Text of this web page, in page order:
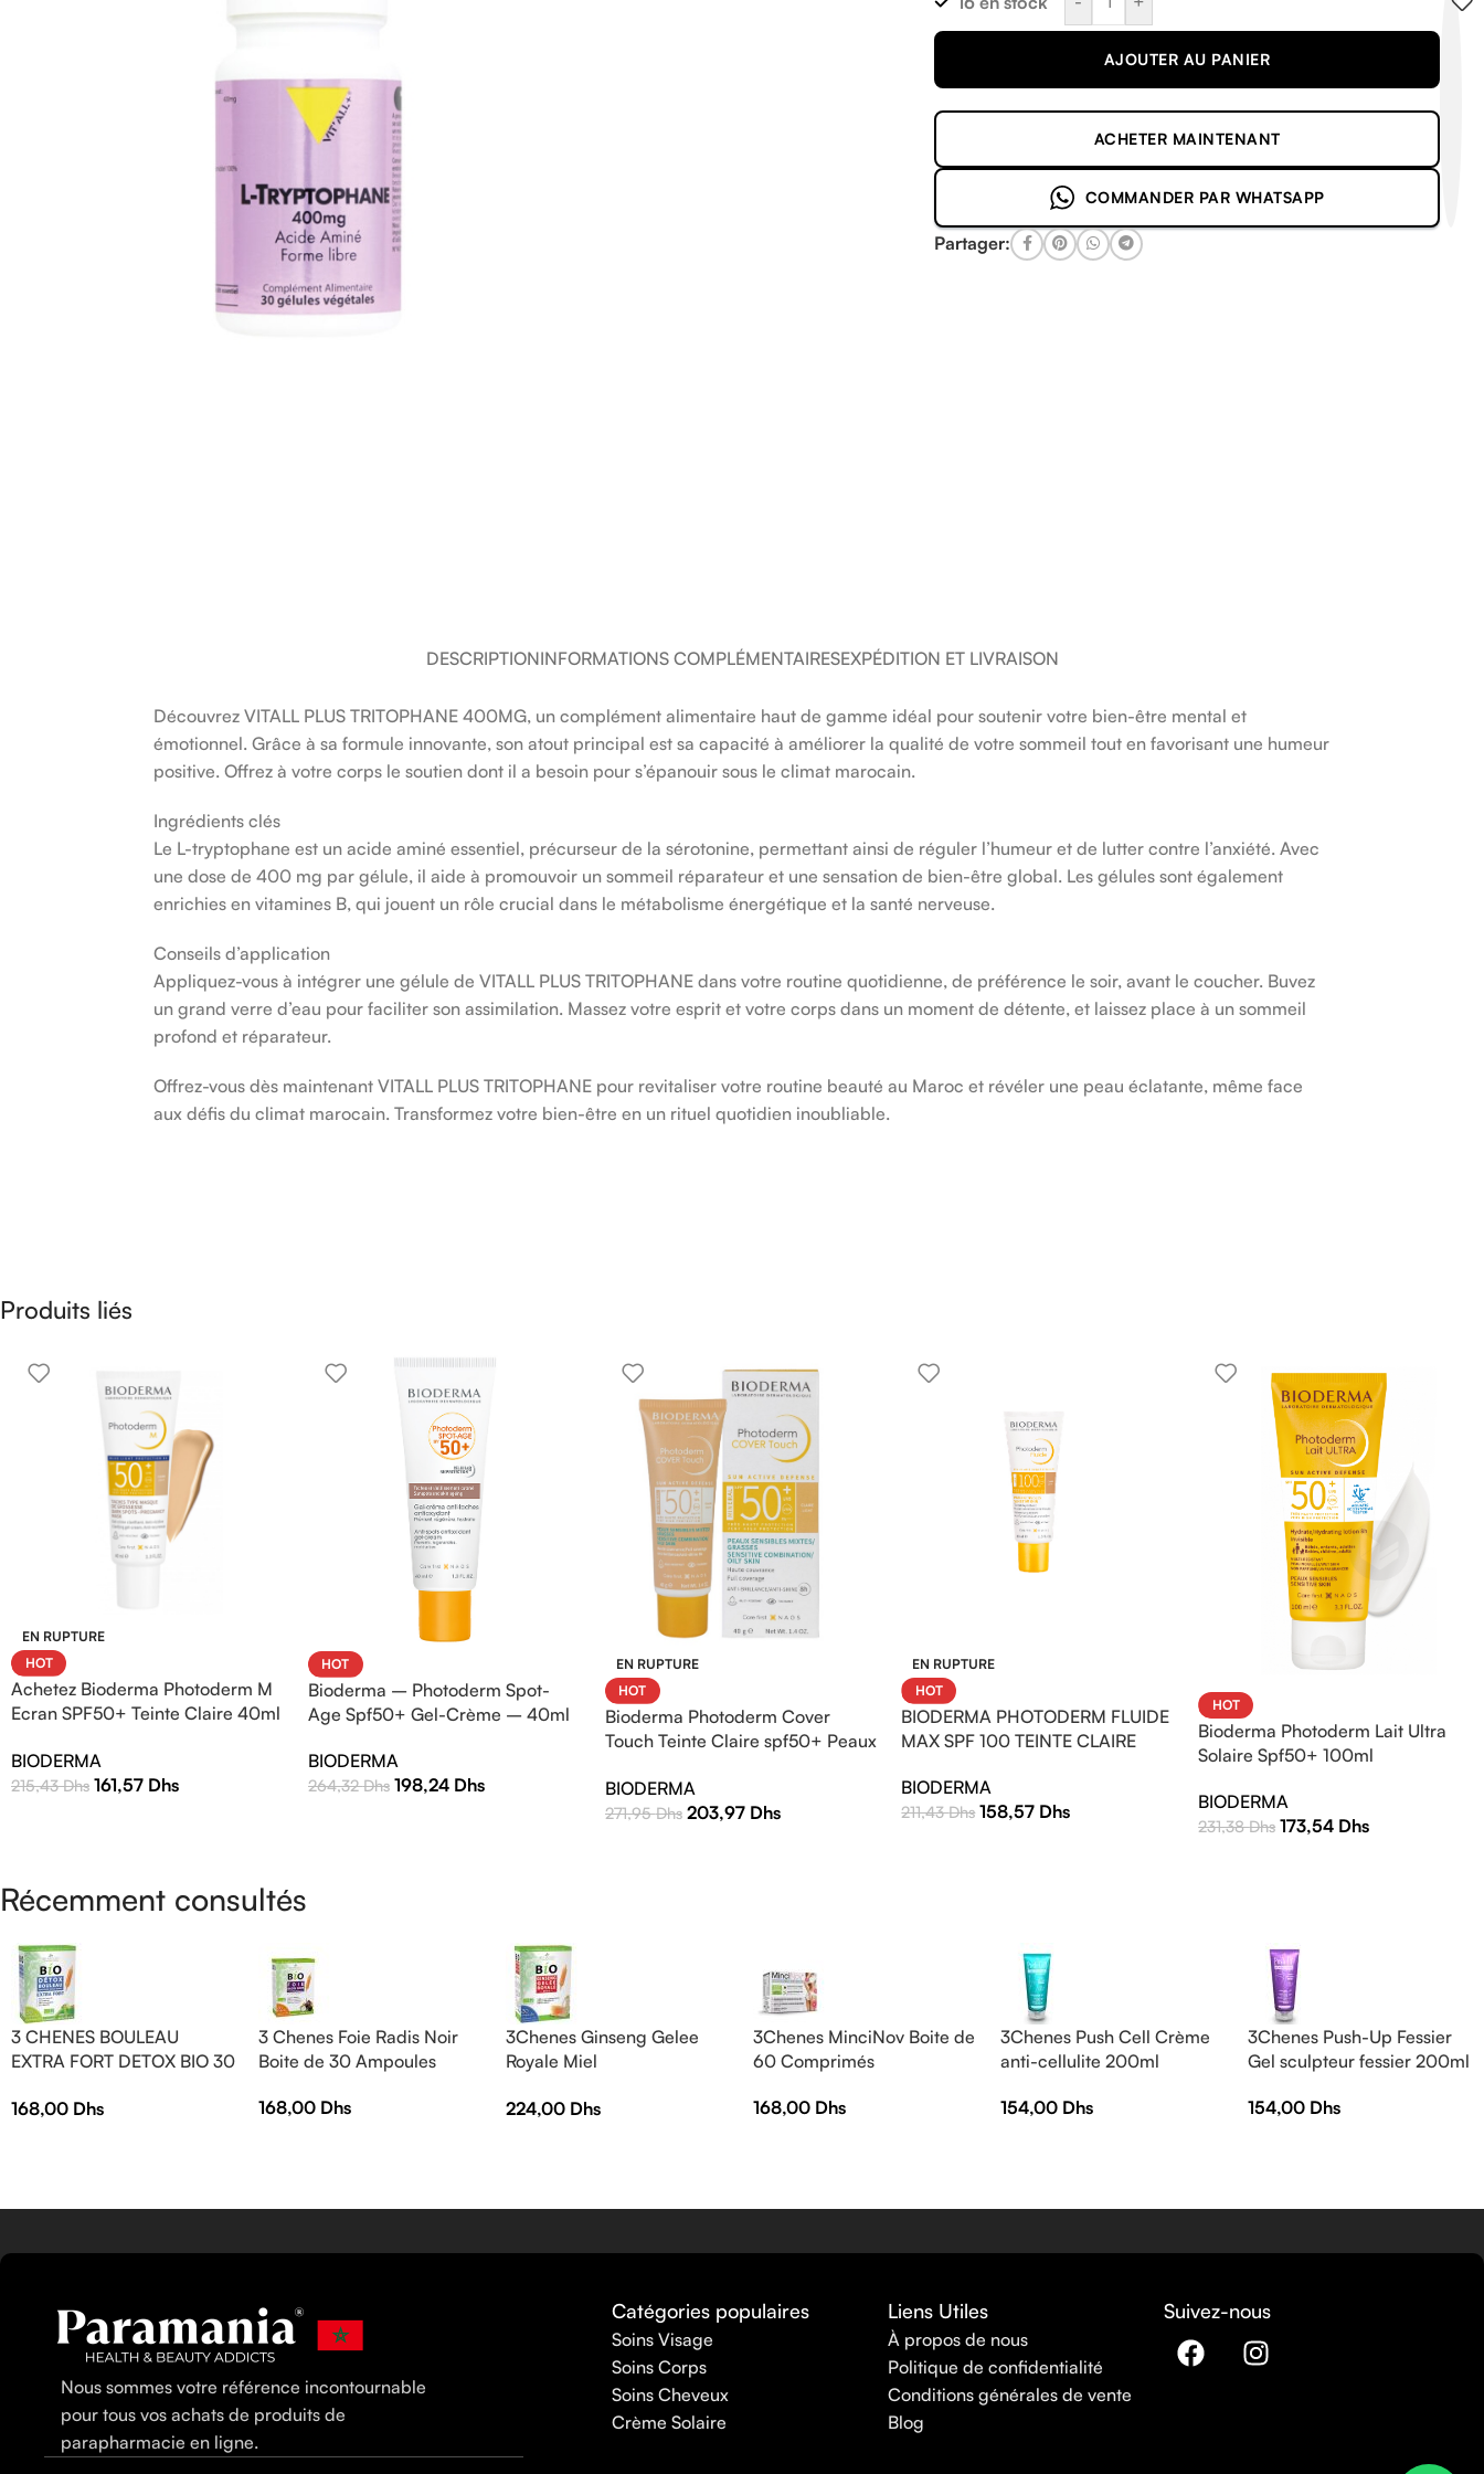
AJOUTER AU PANIER
ACHETER MAINTENANT
COMMANDER PAR WHATSAPP
Partager:
DESCRIPTIONINFORMATIONS COMPLÉMENTAIRESEXPÉDITION ET LIVRAISON
Découvrez VITALL PLUS TRITOPHANE 400MG, un complément alimentaire haut de gamme idéal pour soutenir votre bien-être mental et
émotionnel. Grâce à sa formule innovante, son atout principal est sa capacité à améliorer la qualité de votre sommeil tout en favorisant une humeur
positive. Offrez à votre corps le soutien dont il a besoin pour s’épanouir sous le climat marocain.
Ingrédients clés
Le L-tryptophane est un acide aminé essentiel, précurseur de la sérotonine, permettant ainsi de réguler l’humeur et de lutter contre l’anxiété. Avec
une dose de 400 mg par gélule, il aide à promouvoir un sommeil réparateur et une sensation de bien-être global. Les gélules sont également
enrichies en vitamines B, qui jouent un rôle crucial dans le métabolisme énergétique et la santé nerveuse.
Conseils d’application
Appliquez-vous à intégrer une gélule de VITALL PLUS TRITOPHANE dans votre routine quotidienne, de préférence le soir, avant le coucher. Buvez
un grand verre d’eau pour faciliter son assimilation. Massez votre esprit et votre corps dans un moment de détente, et laissez place à un sommeil
profond et réparateur.
Offrez-vous dès maintenant VITALL PLUS TRITOPHANE pour revitaliser votre routine beauté au Maroc et révéler une peau éclatante, même face
aux défis du climat marocain. Transformez votre bien-être en un rituel quotidien inoubliable.
Produits liés
EN RUPTURE
HOT
Achetez Bioderma Photoderm M
Ecran SPF50+ Teinte Claire 40ml
Efficacité
BIODERMA
215,43Dhs 161,57 Dhs
HOT
Bioderma – Photoderm Spot-
Age Spf50+ Gel-Crème – 40ml
BIODERMA
264,32Dhs 198,24 Dhs
EN RUPTURE
HOT
Bioderma Photoderm Cover
Touch Teinte Claire spf50+ Peaux
BIODERMA
271,95Dhs 203,97 Dhs
EN RUPTURE
HOT
BIODERMA PHOTODERM FLUIDE
MAX SPF 100 TEINTE CLAIRE
BIODERMA
211,43Dhs 158,57 Dhs
HOT
Bioderma Photoderm Lait Ultra
Solaire Spf50+ 100ml
BIODERMA
231,38Dhs 173,54 Dhs
Récemment consultés
3 CHENES BOULEAU
EXTRA FORT DETOX BIO 30
168,00 Dhs
3 Chenes Foie Radis Noir
Boite de 30 Ampoules
168,00 Dhs
3Chenes Ginseng Gelee
Royale Miel
224,00 Dhs
3Chenes MinciNov Boite de
60 Comprimés
168,00 Dhs
3Chenes Push Cell Crème
anti-cellulite 200ml
154,00 Dhs
3Chenes Push-Up Fessier
Gel sculpteur fessier 200ml
154,00 Dhs
Nous sommes votre référence incontournable
pour tous vos achats de produits de
parapharmacie en ligne.
Catégories populaires
Soins Visage
Soins Corps
Soins Cheveux
Crème Solaire
Liens Utiles
À propos de nous
Politique de confidentialité
Conditions générales de vente
Blog
Suivez-nous